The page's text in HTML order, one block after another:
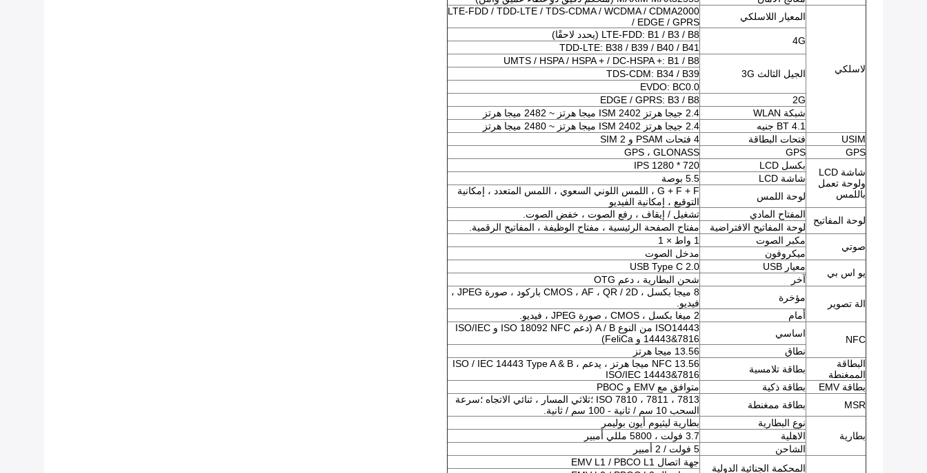
لاسلكي
المعيار اللاسلكي
LTE-FDD / TDD-LTE / TDS-CDMA / WCDMA / CDMA2000
/ EDGE / GPRS
4G
LTE-FDD: B1 / B3 / B8 (يحدد لاحقًا)
TDD-LTE: B38 / B39 / B40 / B41
الجيل الثالث 3G
UMTS / HSPA / HSPA + / DC-HSPA +: B1 / B8
TDS-CDM: B34 / B39
EVDO: BC0.0
2G
EDGE / GPRS: B3 / B8
شبكة WLAN
2.4 جيجا هرتز ISM 2402 ميجا هرتز ~ 2482 ميجا هرتز
BT 4.1 جنيه
2.4 جيجا هرتز ISM 2402 ميجا هرتز ~ 2480 ميجا هرتز
USIM
فتحات البطاقة
4 فتحات PSAM و 2 SIM
GPS
GPS
GPS ، GLONASS
شاشة LCD
ولوحة تعمل
باللمس
بكسل LCD
720 * 1280 IPS
شاشة LCD
5.5 بوصة
لوحة اللمس
G + F + F ، اللمس اللوني السعوي ، اللمس المتعدد ، إمكانية
التوقيع ، إمكانية الفيديو
لوحة المفاتيح
المفتاح المادي
تشغيل / إيقاف ، رفع الصوت ، خفض الصوت.
لوحة المفاتيح الافتراضية
مفتاح الصفحة الرئيسية ، مفتاح الوظيفة ، المفاتيح الرقمية.
صوتي
مكبر الصوت
1 واط × 1
ميكروفون
مدخل الصوت
يو اس بي
معيار USB
USB Type C 2.0
آخر
شحن البطارية ، دعم OTG
الة تصوير
مؤخرة
8 ميجا بكسل ، CMOS ، AF ، QR / 2D باركود ، صورة JPEG ،
فيديو.
أمام
2 ميغا بكسل ، CMOS ، صورة JPEG ، فيديو.
NFC
اساسي
ISO14443 من النوع A / B (دعم ISO 18092 NFC و ISO/IEC
14443&7816 و FeliCa)
نطاق
13.56 ميجا هرتز
البطاقة
الممغنطة
بطاقة تلامسية
NFC 13.56 ميجا هرتز ، يدعم ISO / IEC 14443 Type A & B ،
ISO/IEC 14443&7816
بطاقة EMV
بطاقة ذكية
متوافق مع EMV و PBOC
MSR
بطاقة ممغنطة
ISO 7810 ، 7811 ، 7813 ؛ثلاثي المسار ، ثنائي الاتجاه ؛سرعة
السحب 10 سم / ثانية - 100 سم / ثانية.
بطارية
نوع البطارية
بطارية ليثيوم أيون بوليمر
الاهلية
3.7 فولت ، 5800 مللي أمبير
الشاحن
5 فولت / 2 أمبير
المحكمة الجنائية الدولية
جهة اتصال EMV L1 / PBCO L1